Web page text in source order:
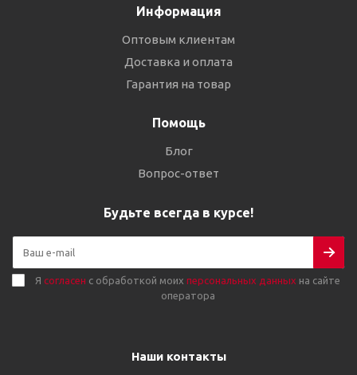
Информация
Оптовым клиентам
Доставка и оплата
Гарантия на товар
Помощь
Блог
Вопрос-ответ
Будьте всегда в курсе!
Я согласен с обработкой моих персональных данных на сайте
оператора
Наши контакты